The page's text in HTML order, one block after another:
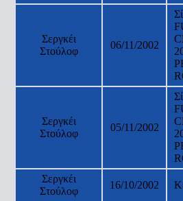
Σεργκέι
Στούλοφ
06/11/2002
Σεργκέι
Στούλοφ
05/11/2002
Σεργκέι
Στούλοφ
16/10/2002